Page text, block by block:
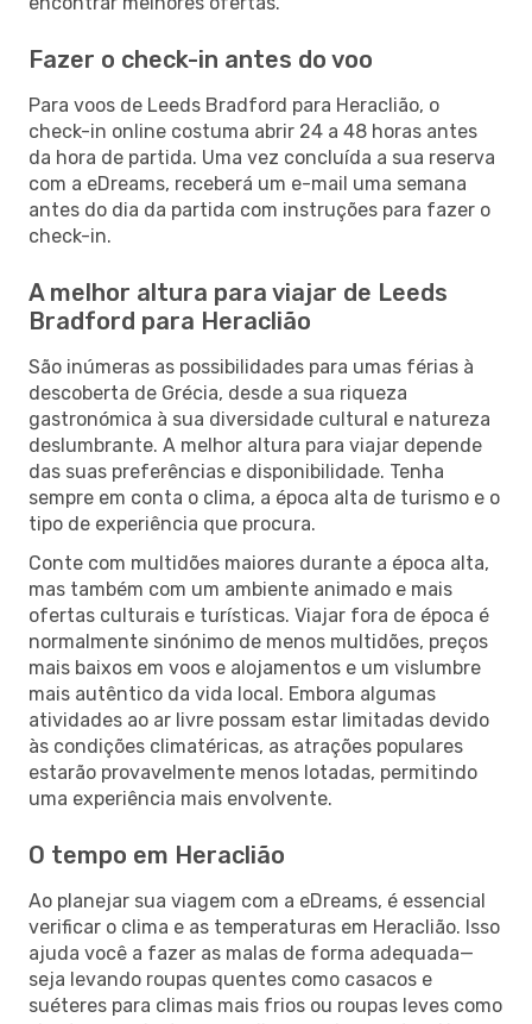
Fazer o check-in antes do voo
Para voos de Leeds Bradford para Heraclião, o
check-in online costuma abrir 24 a 48 horas antes
da hora de partida. Uma vez concluída a sua reserva
com a eDreams, receberá um e-mail uma semana
antes do dia da partida com instruções para fazer o
check-in.
A melhor altura para viajar de Leeds
Bradford para Heraclião
São inúmeras as possibilidades para umas férias à
descoberta de Grécia, desde a sua riqueza
gastronómica à sua diversidade cultural e natureza
deslumbrante. A melhor altura para viajar depende
das suas preferências e disponibilidade. Tenha
sempre em conta o clima, a época alta de turismo e o
tipo de experiência que procura.
Conte com multidões maiores durante a época alta,
mas também com um ambiente animado e mais
ofertas culturais e turísticas. Viajar fora de época é
normalmente sinónimo de menos multidões, preços
mais baixos em voos e alojamentos e um vislumbre
mais autêntico da vida local. Embora algumas
atividades ao ar livre possam estar limitadas devido
às condições climatéricas, as atrações populares
estarão provavelmente menos lotadas, permitindo
uma experiência mais envolvente.
O tempo em Heraclião
Ao planejar sua viagem com a eDreams, é essencial
verificar o clima e as temperaturas em Heraclião. Isso
ajuda você a fazer as malas de forma adequada—
seja levando roupas quentes como casacos e
suéteres para climas mais frios ou roupas leves como